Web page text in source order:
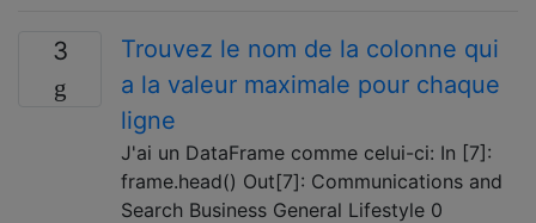
3
Trouvez le nom de la colonne qui
a la valeur maximale pour chaque
ligne
J'ai un DataFrame comme celui-ci: In [7]:
frame.head() Out[7]: Communications and
Search Business General Lifestyle 0